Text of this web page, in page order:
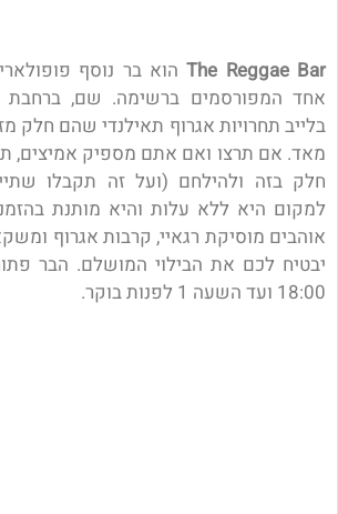
The Reggae Barהוא בר נוסף
אחד המפורסמים ברשימה. שם, ברחבת
בלייב תחרויות אגרוף תאילנדי שהם חלק
מאד. אם תרצו ואם אתם מספיק אמיצים,
חלק בזה ולהילחם (ועל זה תקבלו
למקום היא ללא עלות והיא מותנת
אוהבים מוסיקת רגאיי, קרבות אגרוף
יבטיח לכם את הבילוי המושלם. הבר
18:00 ועד השעה 1 לפנות בוקר.